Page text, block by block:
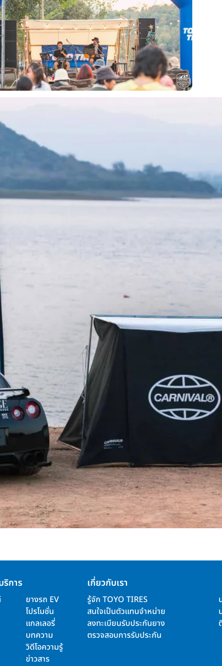
ริการ
ยางรถ EV
โปรโมชั่น
แกลเลอรี่
บทความ
วิดีโอความรู้
ข่าวสาร
เกี่ยวกับเรา
รู้จัก TOYO TIRES
สนใจเป็นตัวแทนจำหน่าย
ลงทะเบียนรับประกันยาง
ตรวจสอบการรับประกัน